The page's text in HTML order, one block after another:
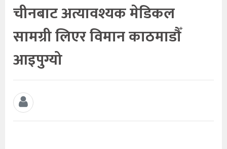
चीनबाट अत्यावश्यक मेडिकल
सामग्री लिएर विमान काठमाडाैँ
आइपुग्यो